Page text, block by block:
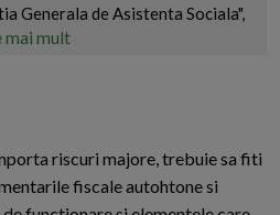
Generala de Asistenta Sociala",
mai mult
riscuri majore, trebuie sa fiti
fiscale autohtone si